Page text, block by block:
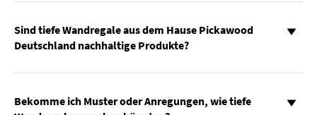
Sind tiefe Wandregale aus dem Hause Pickawood
Deutschland nachhaltige Produkte?
Bekomme ich Muster oder Anregungen, wie tiefe